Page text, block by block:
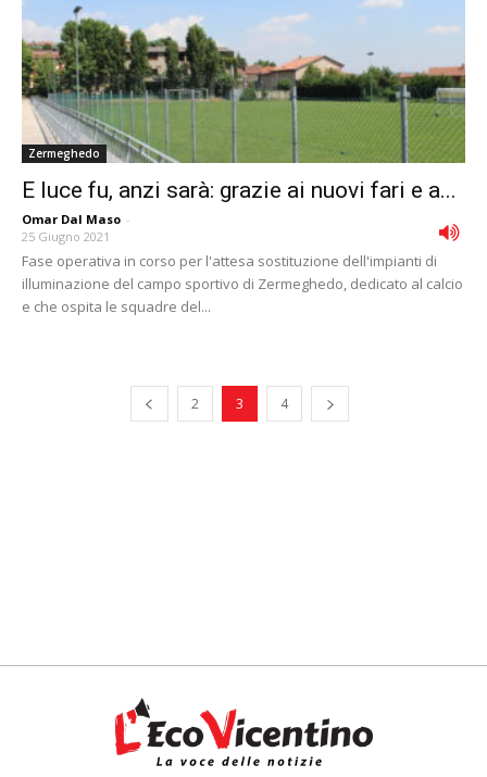
Zermeghedo
E luce fu, anzi sarà: grazie ai nuovi fari e a...
Omar Dal Maso -
25 Giugno 2021
Fase operativa in corso per l'attesa sostituzione dell'impianti di
illuminazione del campo sportivo di Zermeghedo, dedicato al calcio
e che ospita le squadre del...
2 3 4